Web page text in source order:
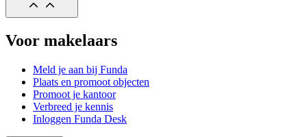
Voor makelaars
Meld je aan bij Funda
Plaats en promoot objecten
Promoot je kantoor
Verbreed je kennis
Inloggen Funda Desk